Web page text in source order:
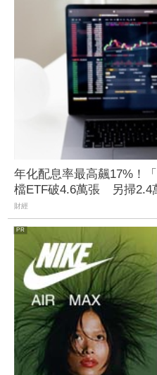
年化配息率最高飆17%！
檔ETF破4.6萬張 另掃2.4
財經